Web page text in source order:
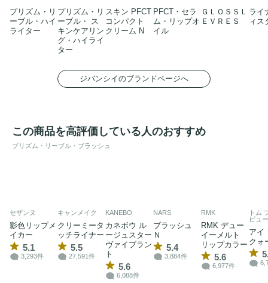
プリズム・リ
ーブル・ハイ
ライター
プリズム・リ
ーブル・ ス
キンケアリン
グ・ハイライ
ター
スキン PFCT
コンパクト
クリーム N
PFCT・セラ
ム・リップオ
イル
ＧＬＯＳＳＬ
ＥＶＲＥＳ
ライ
ィス
ジバンシイのブランドページへ
この商品を高評価している人のおすすめ
プリズム・リーブル・ブラッシュ
セザンヌ
影色リップメ
イカー
5.1
3,293件
キャンメイク
クリーミータ
ッチライナー
5.5
27,591件
KANEBO
カネボウ ル
ージュスター
ヴァイブラン
ト
5.6
6,088件
NARS
ブラッシュ
Ｎ
5.4
3,884件
RMK
RMK デュー
イーメルト
リップカラー
5.6
6,977件
トム
ビュ
アイ
クォ